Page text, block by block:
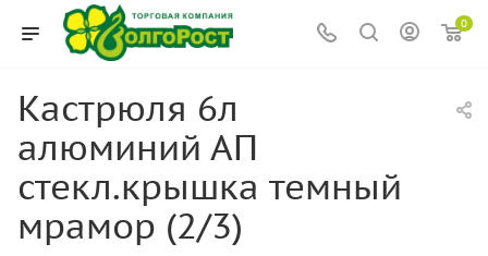
0
Кастрюля 6л
алюминий АП
стекл.крышка темный
мрамор (2/3)